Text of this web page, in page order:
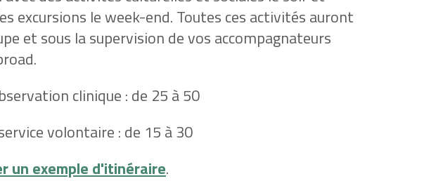
excursions le week-end. Toutes ces activités auront
et sous la supervision de vos accompagnateurs
clinique : de 25 à 50
volontaire : de 15 à 30
un exemple d'itinéraire.